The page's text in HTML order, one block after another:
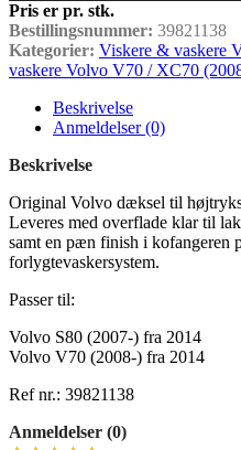
Pris er pr. stk.
Bestillingsnummer: 39821138
Kategorier: Viskere & vaskere
vaskere Volvo V70 / XC70
Beskrivelse
Anmeldelser (0)
Beskrivelse
Original Volvo dæksel til
Leveres med overflade klar til
samt en pæn finish i kofangeren
forlygtevaskersystem.
Passer til:
Volvo S80 (2007-) fra 2014
Volvo V70 (2008-) fra 2014
Ref nr.: 39821138
Anmeldelser (0)